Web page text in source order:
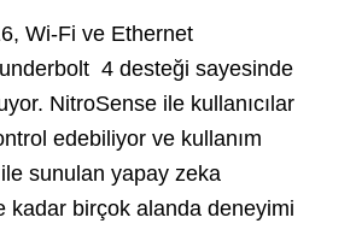
Wi-Fi ve Ethernet
4 desteği sayesinde
NitroSense ile kullanıcılar
edebiliyor ve kullanım
sunulan yapay zeka
kadar birçok alanda deneyimi